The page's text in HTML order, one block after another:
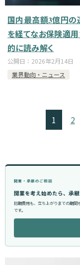
国内最高額3億円の
を経てなお保険適
的に読み解く
公開日： 2026年2月14日
業界動向・ニュース
1 2
開業・承継のご相談
開業を考え始めたら、承
初期費用も、立ち上がりまでの期間
です。